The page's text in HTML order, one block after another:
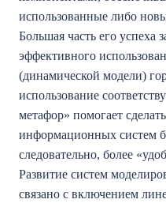
использованные либо
Большая часть его успеха
эффективного
(динамической модели)
использование
метафор» помогает
информационных систем
следовательно, более
Развитие систем
связано с включением